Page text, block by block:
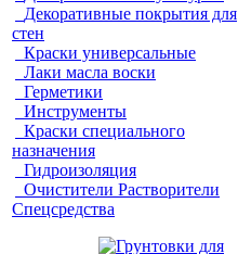
Декоративные покрытия для
стен
Краски универсальные
Лаки масла воски
Герметики
Инструменты
Краски специального
назначения
Гидроизоляция
Очистители Растворители
Спецсредства